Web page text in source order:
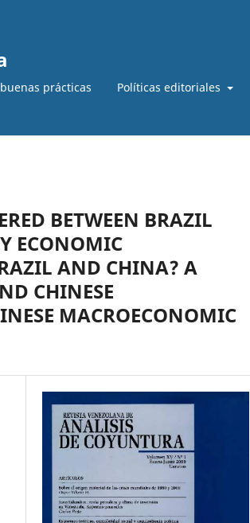
prácticas Políticas editoriales
BETWEEN BRAZIL
ECONOMIC
AND CHINA? A
CHINESE
MACROECONOMIC